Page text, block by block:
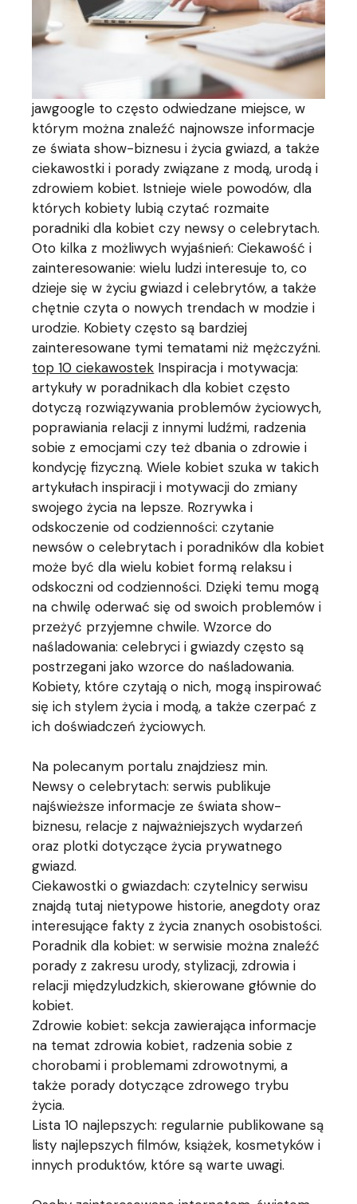
jawgoogle to często odwiedzane miejsce, w
którym można znaleźć najnowsze informacje
ze świata show-biznesu i życia gwiazd, a także
ciekawostki i porady związane z modą, urodą i
zdrowiem kobiet. Istnieje wiele powodów, dla
których kobiety lubią czytać rozmaite
poradniki dla kobiet czy newsy o celebrytach.
Oto kilka z możliwych wyjaśnień: Ciekawość i
zainteresowanie: wielu ludzi interesuje to, co
dzieje się w życiu gwiazd i celebrytów, a także
chętnie czyta o nowych trendach w modzie i
urodzie. Kobiety często są bardziej
zainteresowane tymi tematami niż mężczyźni.
top 10 ciekawostek Inspiracja i motywacja:
artykuły w poradnikach dla kobiet często
dotyczą rozwiązywania problemów życiowych,
poprawiania relacji z innymi ludźmi, radzenia
sobie z emocjami czy też dbania o zdrowie i
kondycję fizyczną. Wiele kobiet szuka w takich
artykułach inspiracji i motywacji do zmiany
swojego życia na lepsze. Rozrywka i
odskoczenie od codzienności: czytanie
newsów o celebrytach i poradników dla kobiet
może być dla wielu kobiet formą relaksu i
odskoczni od codzienności. Dzięki temu mogą
na chwilę oderwać się od swoich problemów i
przeżyć przyjemne chwile. Wzorce do
naśladowania: celebryci i gwiazdy często są
postrzegani jako wzorce do naśladowania.
Kobiety, które czytają o nich, mogą inspirować
się ich stylem życia i modą, a także czerpać z
ich doświadczeń życiowych.
Na polecanym portalu znajdziesz min.
Newsy o celebrytach: serwis publikuje
najświeższe informacje ze świata show-
biznesu, relacje z najważniejszych wydarzeń
oraz plotki dotyczące życia prywatnego
gwiazd.
Ciekawostki o gwiazdach: czytelnicy serwisu
znajdą tutaj nietypowe historie, anegdoty oraz
interesujące fakty z życia znanych osobistości.
Poradnik dla kobiet: w serwisie można znaleźć
porady z zakresu urody, stylizacji, zdrowia i
relacji międzyludzkich, skierowane głównie do
kobiet.
Zdrowie kobiet: sekcja zawierająca informacje
na temat zdrowia kobiet, radzenia sobie z
chorobami i problemami zdrowotnymi, a
także porady dotyczące zdrowego trybu
życia.
Lista 10 najlepszych: regularnie publikowane są
listy najlepszych filmów, książek, kosmetyków i
innych produktów, które są warte uwagi.